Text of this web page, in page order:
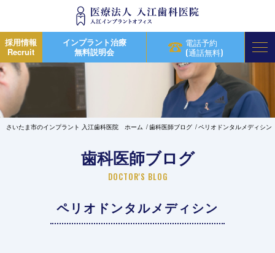
採用情報
Recruit
インプラント治療
無料説明会
電話予約
(通話無料)
さいたま市のインプラント 入江歯科医院 ホーム 歯科医師ブログ ペリオドンタルメディシン
歯科医師ブログ
DOCTOR'S BLOG
ペリオドンタルメディシン